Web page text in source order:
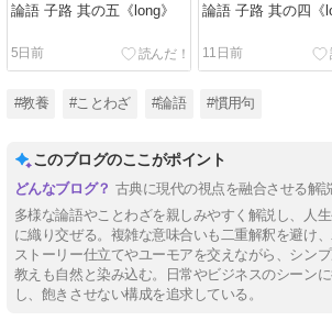
論語 子路 其の五《long》
5日前
論語 子路 其の四《
11日前
#教養 #ことわざ #論語 #慣用句
このブログのここがポイント
古典に現代の視点を融合させる解説
多様な論語やことわざを親しみやすく解説し、人
に織り交ぜる。複雑な意味合いも二重解釈を避け、
ストーリー仕立てやユーモアを交えながら、シン
教えも自然と染み込む。日常やビジネスのシーン
し、飽きさせない構成を追求している。